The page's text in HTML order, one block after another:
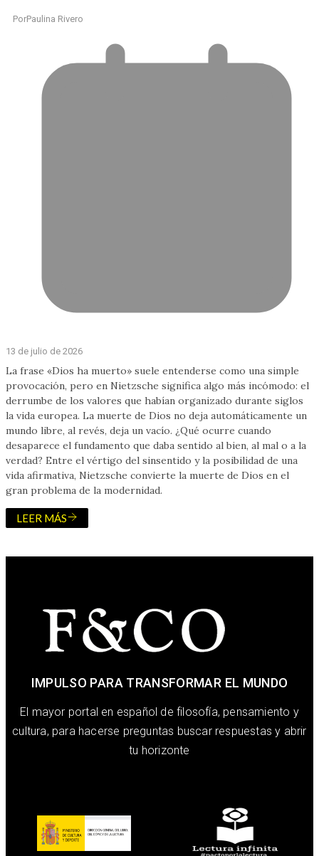
PorPaulina Rivero
13 de julio de 2026
La frase «Dios ha muerto» suele entenderse como una simple
provocación, pero en Nietzsche significa algo más incómodo: el
derrumbe de los valores que habían organizado durante siglos
la vida europea. La muerte de Dios no deja automáticamente un
mundo libre, al revés, deja un vacío. ¿Qué ocurre cuando
desaparece el fundamento que daba sentido al bien, al mal o a la
verdad? Entre el vértigo del sinsentido y la posibilidad de una
vida afirmativa, Nietzsche convierte la muerte de Dios en el
gran problema de la modernidad.
LEER MÁS
IMPULSO PARA TRANSFORMAR EL MUNDO
El mayor portal en español de filosofía, pensamiento y
cultura, para hacerse preguntas buscar respuestas y abrir
tu horizonte